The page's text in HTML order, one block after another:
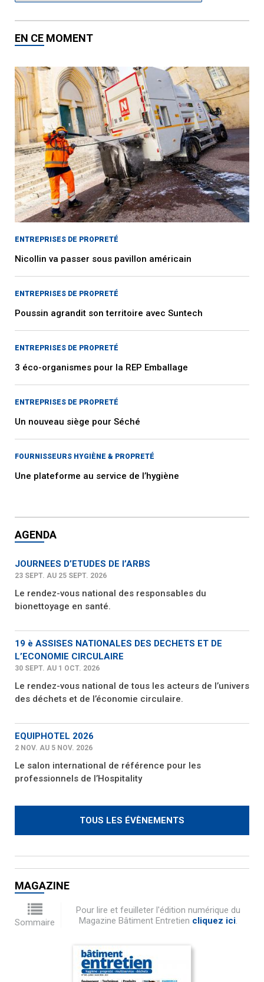
EN CE MOMENT
ENTREPRISES DE PROPRETÉ
Nicollin va passer sous pavillon américain
ENTREPRISES DE PROPRETÉ
Poussin agrandit son territoire avec Suntech
ENTREPRISES DE PROPRETÉ
3 éco-organismes pour la REP Emballage
ENTREPRISES DE PROPRETÉ
Un nouveau siège pour Séché
FOURNISSEURS HYGIÈNE & PROPRETÉ
Une plateforme au service de l’hygiène
AGENDA
JOURNEES D’ETUDES DE l’ARBS
23 SEPT. AU 25 SEPT. 2026
Le rendez-vous national des responsables du
bionettoyage en santé.
19 è ASSISES NATIONALES DES DECHETS ET DE
L’ECONOMIE CIRCULAIRE
30 SEPT. AU 1 OCT. 2026
Le rendez-vous national de tous les acteurs de l’univers
des déchets et de l’économie circulaire.
EQUIPHOTEL 2026
2 NOV. AU 5 NOV. 2026
Le salon international de référence pour les
professionnels de l’Hospitality
TOUS LES ÉVÈNEMENTS
MAGAZINE
Sommaire
Pour lire et feuilleter l'édition numérique du
Magazine Bâtiment Entretien cliquez ici